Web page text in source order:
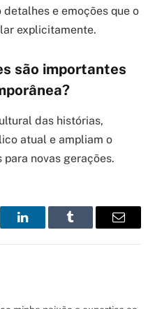
e emoções que o
explicitamente.
são importantes
das histórias,
atual e ampliam o
novas gerações.
LinkedInTumblr Email